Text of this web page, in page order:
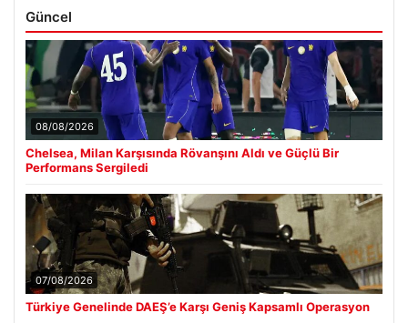
Güncel
08/08/2026
Chelsea, Milan Karşısında Rövanşını Aldı ve Güçlü Bir
Performans Sergiledi
07/08/2026
Türkiye Genelinde DAEŞ’e Karşı Geniş Kapsamlı Operasyon